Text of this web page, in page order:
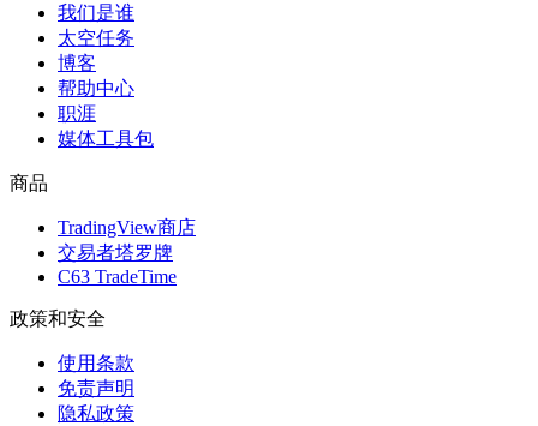
我们是谁
太空任务
博客
帮助中心
职涯
媒体工具包
商品
TradingView商店
交易者塔罗牌
C63 TradeTime
政策和安全
使用条款
免责声明
隐私政策